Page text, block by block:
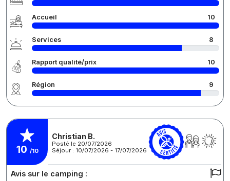
Accueil 10
Services 8
Rapport qualité/prix 10
Région 9
10 /10
Christian B.
Posté le 20/07/2026
Séjour : 10/07/2026 - 17/07/2026
Avis sur le camping :